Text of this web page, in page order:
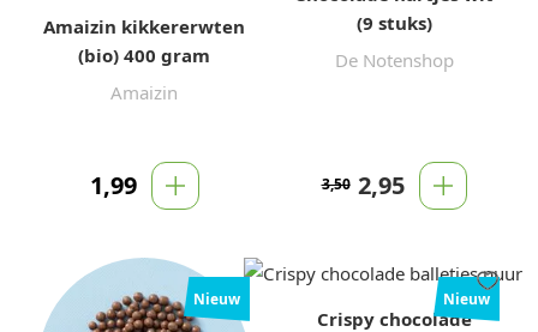
Amaizin kikkererwten
(bio) 400 gram
Amaizin
1,99
(9 stuks)
De Notenshop
2,95
3,50
Nieuw Nieuw
Crispy chocolade